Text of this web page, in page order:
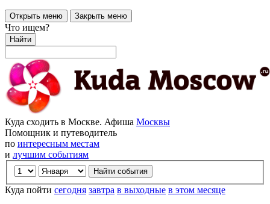
Открыть меню Закрыть меню
Что ищем?
Найти
Куда сходить в Москве. Афиша Москвы
Помощник и путеводитель
по интересным местам
и лучшим событиям
Куда пойти сегодня завтра в выходные в этом месяце